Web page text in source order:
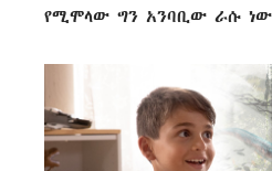
የሚሞላው ግን አንባቢው ራሱ